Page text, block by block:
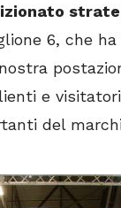
6, che
e
del